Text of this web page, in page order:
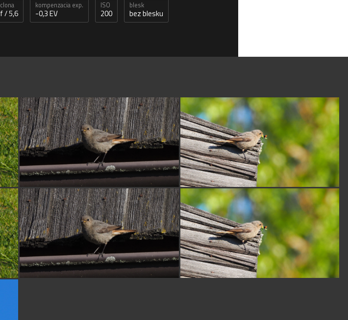
clona
f / 5,6
kompenzacia exp.
-0,3 EV
ISO
200
blesk
bez blesku